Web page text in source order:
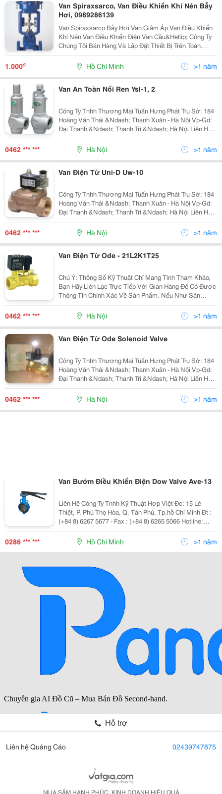
Van Spiraxsarco, Van Điều Khiển Khí Nén Bẫy
Hơi, 0989286139
Van Spiraxsarco Bẫy Hơi Van Giảm Áp Van Điều Khiển
Khí Nén Van Điều Khiển Điện Van Cầu&Hellip; Công Ty
Chúng Tôi Bán Hàng Và Lắp Đặt Thiết Bị Trên Toàn
Quốc.vui Lòng Liên Lạc Với Công Ty Chúng Tôi. Hãy
Liên Lạc Với Công Ty Chúng Tôi Mr Đỉnh 098
1.000₫ Hồ Chí Minh >1 năm
Van An Toàn Nối Ren Ysl-1, 2
Công Ty Tnhh Thương Mại Tuấn Hưng Phát Trụ Sở: 184
Hoàng Văn Thái &Ndash; Thanh Xuân - Hà Nội Vp-Gd:
Đại Thanh &Ndash; Thanh Trì &Ndash; Hà Nội Liên Hệ:
Mr Tuấn - Phòng Kinh Doanh
0462 *** *** Hà Nội >1 năm
Van Điện Từ Uni-D Uw-10
Công Ty Tnhh Thương Mại Tuấn Hưng Phát Trụ Sở: 184
Hoàng Văn Thái &Ndash; Thanh Xuân - Hà Nội Vp-Gd:
Đại Thanh &Ndash; Thanh Trì &Ndash; Hà Nội Liên Hệ:
Mr Tuấn - Phòng Kinh Doanh
0462 *** *** Hà Nội >1 năm
Van Điện Từ Ode - 21L2K1T25
Chú Ý: Thông Số Kỹ Thuật Chỉ Mang Tính Tham Khảo,
Bạn Hãy Liên Lạc Trực Tiếp Với Gian Hàng Để Có Được
Thông Tin Chính Xác Về Sản Phẩm. Nếu Như Sản
Phẩm Sai Với Thông Số Kỹ Thuật Đăng Trên
Vatgia.com, Xin Bạn Vui Lòng Bấm Vào Đây Để Thông
Báo Cho Vatg
0462 *** *** Hà Nội >1 năm
Van Điện Từ Ode Solenoid Valve
Công Ty Tnhh Thương Mại Tuấn Hưng Phát Trụ Sở: 184
Hoàng Văn Thái &Ndash; Thanh Xuân - Hà Nội Vp-Gd:
Đại Thanh &Ndash; Thanh Trì &Ndash; Hà Nội Liên Hệ:
Mr Tuấn - Phòng Kinh Doanh
0462 *** *** Hà Nội >1 năm
Van Bướm Điều Khiển Điện Dow Valve Ave-13
Liên Hệ Công Ty Tnhh Kỹ Thuật Hợp Việt Đc: 15 Lê
Thiệt, P. Phú Thọ Hòa, Q. Tân Phú, Tp.hồ Chí Minh Đt :
(+84 8) 6267 5677 - Fax : (+84 8) 6265 5066 Hotline:
0903 056 455 - 0976 149 989 Email: Info@Hopviet.vn -
Website: Www.hopviet.vn
0286 *** *** Hồ Chí Minh >1 năm
Hỗ trợ
Liên hệ Quảng Cáo 02439747875
MUA SẮM HẠNH PHÚC, KINH DOANH HIỆU QUẢ